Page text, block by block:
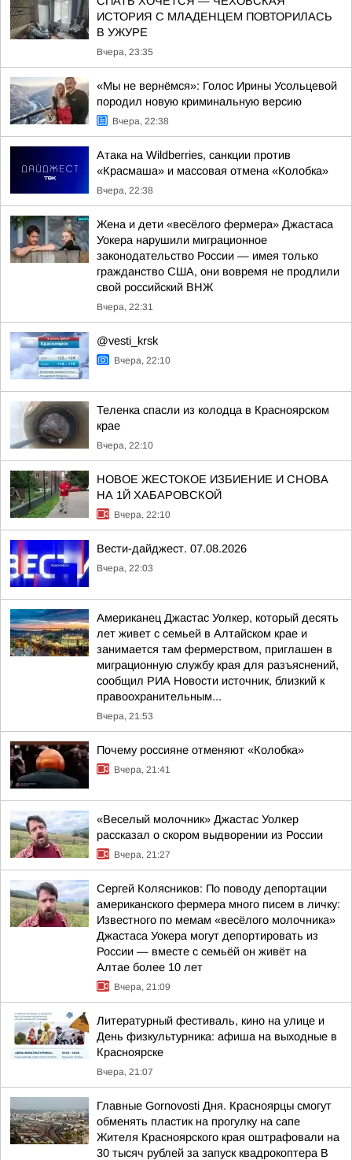
ИСТОРИЯ С МЛАДЕНЦЕМ ПОВТОРИЛАСЬ
В УЖУРЕ
Вчера, 23:35
«Мы не вернёмся»: Голос Ирины Усольцевой
породил новую криминальную версию
Вчера, 22:38
Атака на Wildberries, санкции против
«Красмаша» и массовая отмена «Колобка»
Вчера, 22:38
Жена и дети «весёлого фермера» Джастаса
Уокера нарушили миграционное
законодательство России — имея только
гражданство США, они вовремя не продлили
свой российский ВНЖ
Вчера, 22:31
@vesti_krsk
Вчера, 22:10
Теленка спасли из колодца в Красноярском
крае
Вчера, 22:10
НОВОЕ ЖЕСТОКОЕ ИЗБИЕНИЕ И СНОВА
НА 1Й ХАБАРОВСКОЙ
Вчера, 22:10
Вести-дайджест. 07.08.2026
Вчера, 22:03
Американец Джастас Уолкер, который десять
лет живет с семьей в Алтайском крае и
занимается там фермерством, приглашен в
миграционную службу края для разъяснений,
сообщил РИА Новости источник, близкий к
правоохранительным...
Вчера, 21:53
Почему россияне отменяют «Колобка»
Вчера, 21:41
«Веселый молочник» Джастас Уолкер
рассказал о скором выдворении из России
Вчера, 21:27
Сергей Колясников: По поводу депортации
американского фермера много писем в личку:
Известного по мемам «весёлого молочника»
Джастаса Уокера могут депортировать из
России — вместе с семьёй он живёт на
Алтае более 10 лет
Вчера, 21:09
Литературный фестиваль, кино на улице и
День физкультурника: афиша на выходные в
Красноярске
Вчера, 21:07
Главные Gornovosti Дня. Красноярцы смогут
обменять пластик на прогулку на сапе
Жителя Красноярского края оштрафовали на
30 тысяч рублей за запуск квадрокоптера В